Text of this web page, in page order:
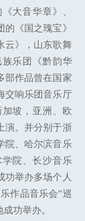
大音华章》、
《国之瑰宝》
云》，山东歌舞
乐团《黔韵华
部作品曾在国家
交响乐团音乐厅
坡，亚洲、欧
演。并分别于浙
院、哈尔滨音乐
院、长沙音乐
功举办多场个人
作品音乐会”巡
功举办。